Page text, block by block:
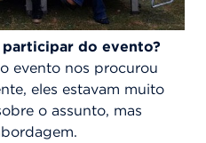
do evento?
evento nos procurou
eles estavam muito
o assunto, mas